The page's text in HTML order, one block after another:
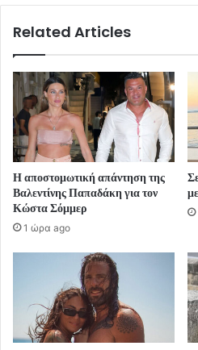
Related Articles
Η αποστομωτική απάντηση της
Βαλεντίνης Παπαδάκη για τον
Κώστα Σόμμερ
1 ώρα ago